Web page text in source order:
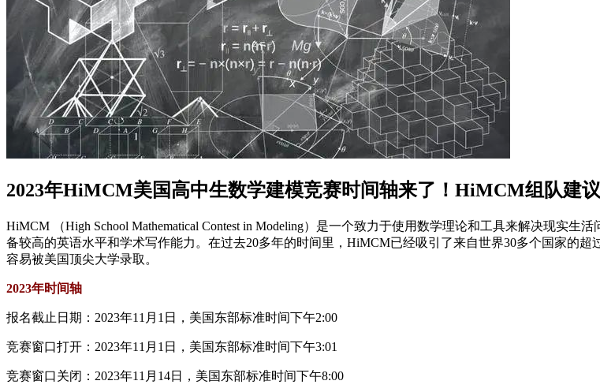
2023年HiMCM美国高中生数学建模竞赛时间轴来了！HiMCM组队建
HiMCM （High School Mathematical Contest in Modeling）是一个致力于使用数学理论和工具来解决现实
备较高的英语水平和学术写作能力。在过去20多年的时间里，HiMCM已经吸引了来自世界30多个国家的
容易被美国顶尖大学录取。
2023年时间轴
报名截止日期：2023年11月1日，美国东部标准时间下午2:00
竞赛窗口打开：2023年11月1日，美国东部标准时间下午3:01
竞赛窗口关闭：2023年11月14日，美国东部标准时间下午8:00